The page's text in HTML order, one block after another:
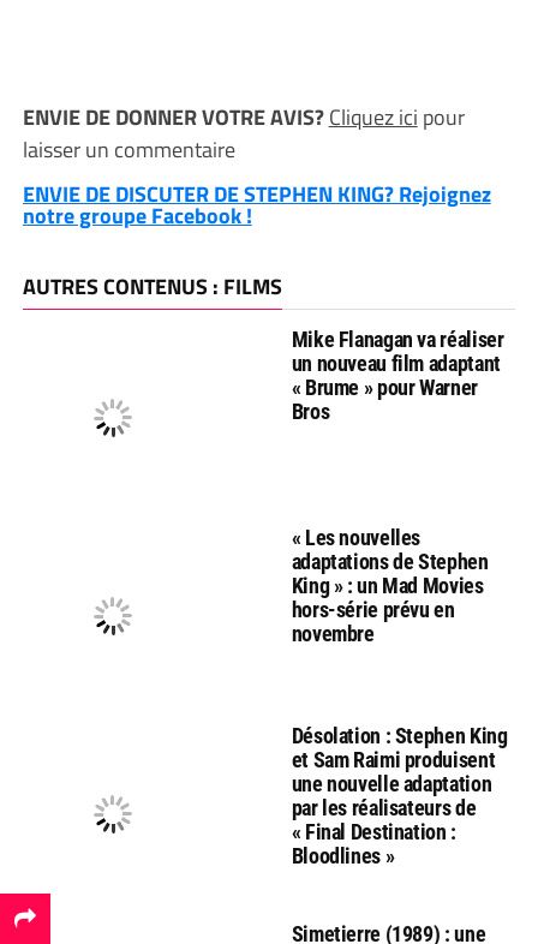
ENVIE DE DONNER VOTRE AVIS?Cliquez ici pour
laisser un commentaire
ENVIE DE DISCUTER DE STEPHEN KING? Rejoignez
notre groupe Facebook !
AUTRES CONTENUS : FILMS
Mike Flanagan va réaliser
un nouveau film adaptant
« Brume » pour Warner
Bros
« Les nouvelles
adaptations de Stephen
King » : un Mad Movies
hors-série prévu en
novembre
Désolation : Stephen King
et Sam Raimi produisent
une nouvelle adaptation
par les réalisateurs de
« Final Destination :
Bloodlines »
Simetierre (1989) : une